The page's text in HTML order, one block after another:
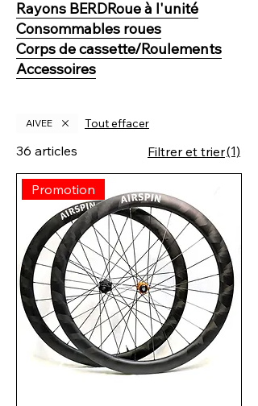
Rayons BERDRoue à l'unité
Consommables roues
Corps de cassette/Roulements
Accessoires
AIVEE Tout effacer
36 articles Filtrer et trier(1)
Promotion